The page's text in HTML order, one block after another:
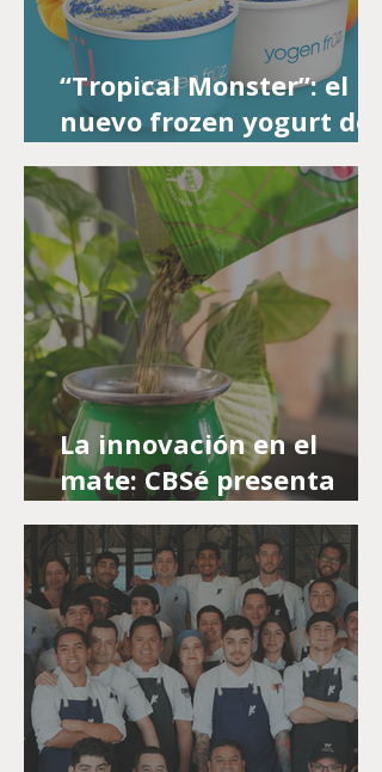
“Tropical Monster”: el
nuevo frozen yogurt de
Yogen Früz inspirado en
la próxima película
Minions & Monstruos
La innovación en el
mate: CBSé presenta
edición limitada con los
sabores tendencia en el
mundo, Chocolate Dubái
y Mango Picante